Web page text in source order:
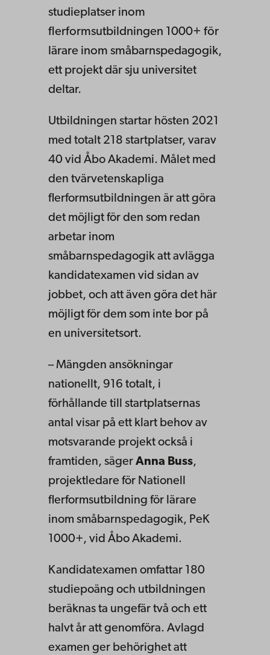
studieplatser inom
flerformsutbildningen 1000+ för
lärare inom småbarnspedagogik,
ett projekt där sju universitet
deltar.
Utbildningen startar hösten 2021
med totalt 218 startplatser, varav
40 vid Åbo Akademi. Målet med
den tvärvetenskapliga
flerformsutbildningen är att göra
det möjligt för den som redan
arbetar inom
småbarnspedagogik att avlägga
kandidatexamen vid sidan av
jobbet, och att även göra det här
möjligt för dem som inte bor på
en universitetsort.
– Mängden ansökningar
nationellt, 916 totalt, i
förhållande till startplatsernas
antal visar på ett klart behov av
motsvarande projekt också i
framtiden, säger Anna Buss,
projektledare för Nationell
flerformsutbildning för lärare
inom småbarnspedagogik, PeK
1000+, vid Åbo Akademi.
Kandidatexamen omfattar 180
studiepoäng och utbildningen
beräknas ta ungefär två och ett
halvt år att genomföra. Avlagd
examen ger behörighet att